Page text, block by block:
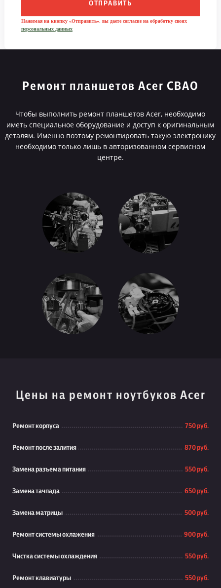
ОТПРАВИТЬ
Нажимая на кнопку «Отправить», вы даете согласие на обработку своих
персональных данных
Ремонт планшетов Acer СВАО
Чтобы выполнить ремонт планшетов Acer, необходимо
иметь специальное оборудование и доступ к оригинальным
деталям. Именно поэтому ремонтировать такую электронику
необходимо только лишь в авторизованном сервисном
центре.
Цены на ремонт ноутбуков Acer
Ремонт корпуса 750 руб.
Ремонт после залития 870 руб.
Замена разъема питания 550 руб.
Замена тачпада 650 руб.
Замена матрицы 500 руб.
Ремонт системы охлажения 900 руб.
Чистка системы охлаждения 550 руб.
Ремонт клавиатуры 550 руб.